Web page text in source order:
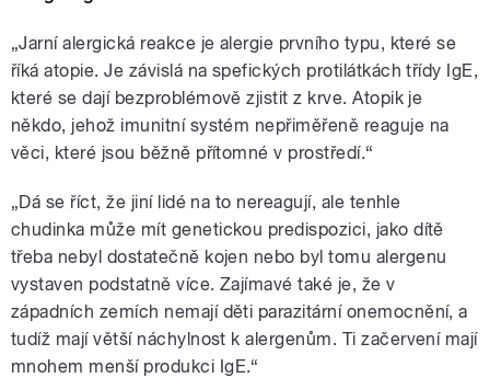
„Jarní alergická reakce je alergie prvního typu, které se
říká atopie. Je závislá na spefických protilátkách třídy IgE,
které se dají bezproblémově zjistit z krve. Atopik je
někdo, jehož imunitní systém nepřiměřeně reaguje na
věci, které jsou běžně přítomné v prostředí.“
„Dá se říct, že jiní lidé na to nereagují, ale tenhle
chudinka může mít genetickou predispozici, jako dítě
třeba nebyl dostatečně kojen nebo byl tomu alergenu
vystaven podstatně více. Zajímavé také je, že v
západních zemích nemají děti parazitární onemocnění, a
tudíž mají větší náchylnost k alergenům. Ti začervení mají
mnohem menší produkci IgE.“